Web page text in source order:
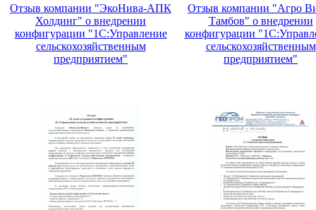
Отзыв компании "ЭкоНива-АПК
Холдинг" о внедрении
конфигурации "1С:Управление
сельскохозяйственным
предприятием"
Отзыв компании "Агро
Тамбов" о внедрении
конфигурации
сельскохозяйственным
предприятием"